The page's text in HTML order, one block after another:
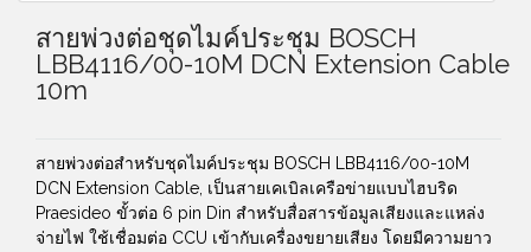
สายพ่วงต่อชุดไมค์ประชุม BOSCH
LBB4116/00-10M DCN Extension Cable
10m
สายพ่วงต่อสำหรับชุดไมค์ประชุม BOSCH LBB4116/00-10M
DCN Extension Cable, เป็นสายเคเบิลเครือข่ายแบบไฮบริด
Praesideo ขั้วต่อ 6 pin Din สำหรับสื่อสารข้อมูลเสียงและแหล่ง
จ่ายไฟ ใช้เชื่อมต่อ CCU เข้ากับเครื่องขยายเสียง โดยมีความยาว